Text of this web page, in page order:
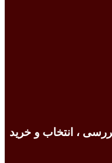
، انتخاب و خرید